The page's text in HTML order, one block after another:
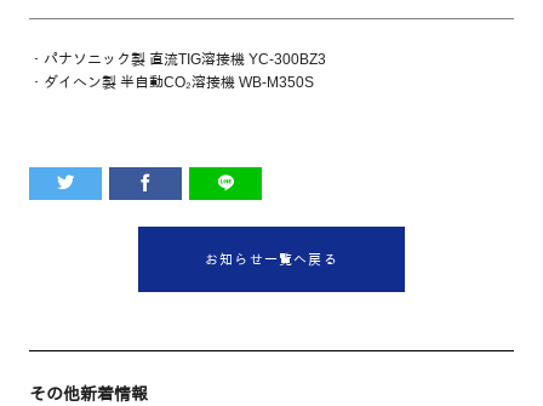
・パナソニック製 直流TIG溶接機 YC‑300BZ3
・ダイヘン製 半自動CO₂溶接機 WB‑M350S
お知らせ一覧へ戻る
その他新着情報